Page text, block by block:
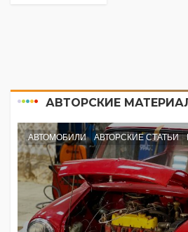
АВТОРСКИЕ
АВТОМОБИЛИ АВТОРСКИЕ СТАТЬИ